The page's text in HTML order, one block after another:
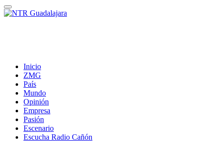
Inicio
ZMG
País
Mundo
Opinión
Empresa
Pasión
Escenario
Escucha Radio Cañón